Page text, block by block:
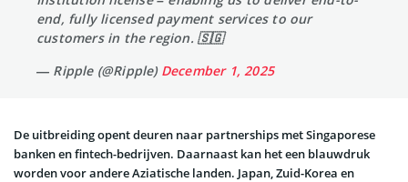
end, fully licensed payment services to our
customers in the region. 🇸🇬
— Ripple (@Ripple) December 1, 2025
De uitbreiding opent deuren naar partnerships met Singaporese
banken en fintech-bedrijven. Daarnaast kan het een blauwdruk
worden voor andere Aziatische landen. Japan, Zuid-Korea en